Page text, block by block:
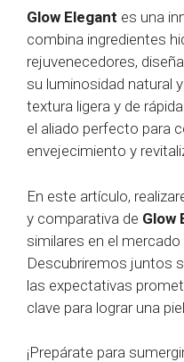
Glow Elegant es una
combina ingredientes
rejuvenecedores,
su luminosidad natural
textura ligera y de
el aliado perfecto para
envejecimiento y
En este artículo,
y comparativa de Glow
similares en el mercado
Descubriremos juntos
las expectativas
clave para lograr una
¡Prepárate para